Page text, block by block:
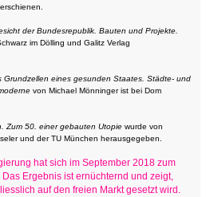
der Bundesrepublik. Bauten und Projekte.
im Dölling und Galitz Verlag
Grundzellen eines gesunden Staates. Städte- und
von Michael Mönninger ist bei Dom
Zum 50. einer gebauten Utopiewurde von
und der TU München herausgegeben.
hat sich im September 2018 zum
Ergebnis ist ernüchternd und zeigt,
auf den freien Markt gesetzt wird.